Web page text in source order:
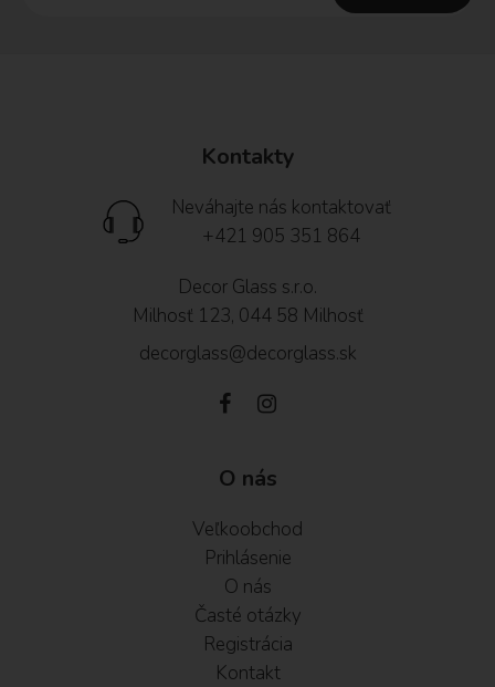
Kontakty
Neváhajte nás kontaktovať
+421 905 351 864
Decor Glass s.r.o.
Milhosť 123, 044 58 Milhosť
decorglass@decorglass.sk
O nás
Veľkoobchod
Prihlásenie
O nás
Časté otázky
Registrácia
Kontakt